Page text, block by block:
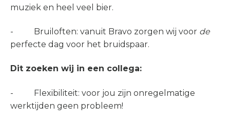
muziek en heel veel bier.
- Bruiloften: vanuit Bravo zorgen wij voor de
perfecte dag voor het bruidspaar.
Dit zoeken wij in een collega:
- Flexibiliteit: voor jou zijn onregelmatige
werktijden geen probleem!